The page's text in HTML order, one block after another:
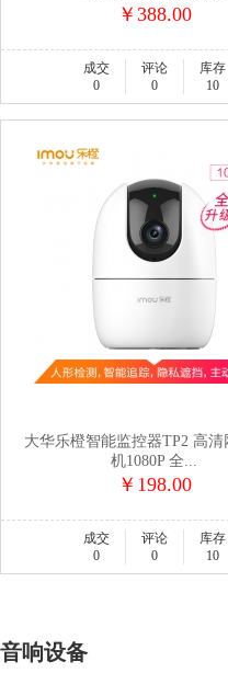
￥388.00
成交
0
评论
0
库存
10
大华乐橙智能监控器TP2 高清
机1080P 全...
￥198.00
成交
0
评论
0
库存
10
音响设备